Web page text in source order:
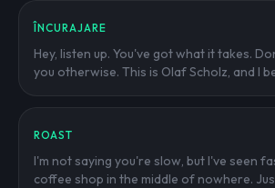
ÎNCURAJARE
Hey, listen up. You've got what it takes.
you otherwise. This is Olaf Scholz, and I
ROAST
I'm not saying you're slow, but I've seen
coffee shop in the middle of nowhere.